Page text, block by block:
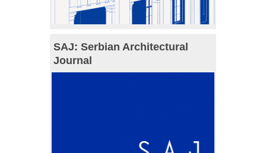
SAJ: Serbian Architectural
Journal